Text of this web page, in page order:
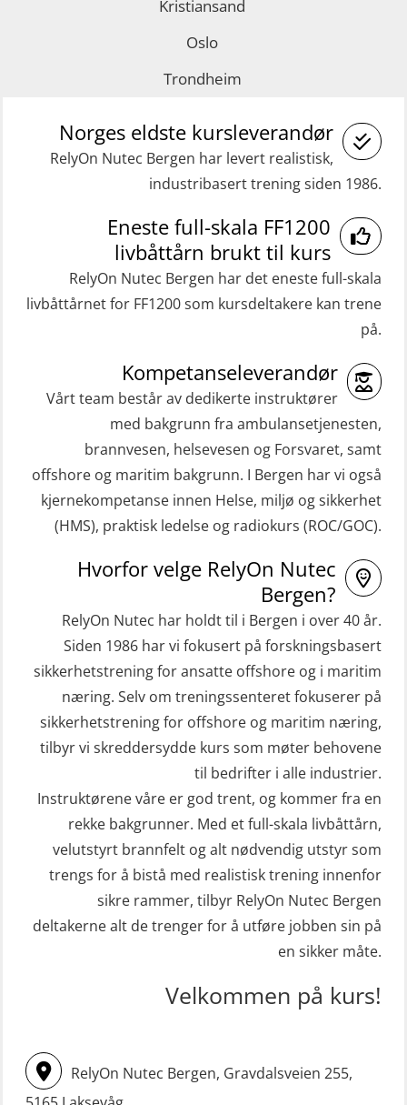
Kristiansand
Oslo
Trondheim
Norges eldste kursleverandør
RelyOn Nutec Bergen har levert realistisk,
industribasert trening siden 1986.
Eneste full-skala FF1200
livbåttårn brukt til kurs
RelyOn Nutec Bergen har det eneste full-skala
livbåttårnet for FF1200 som kursdeltakere kan trene
på.
Kompetanseleverandør
Vårt team består av dedikerte instruktører
med bakgrunn fra ambulansetjenesten,
brannvesen, helsevesen og Forsvaret, samt
offshore og maritim bakgrunn. I Bergen har vi også
kjernekompetanse innen Helse, miljø og sikkerhet
(HMS), praktisk ledelse og radiokurs (ROC/GOC).
Hvorfor velge RelyOn Nutec
Bergen?
RelyOn Nutec har holdt til i Bergen i over 40 år.
Siden 1986 har vi fokusert på forskningsbasert
sikkerhetstrening for ansatte offshore og i maritim
næring. Selv om treningssenteret fokuserer på
sikkerhetstrening for offshore og maritim næring,
tilbyr vi skreddersydde kurs som møter behovene
til bedrifter i alle industrier.
Instruktørene våre er god trent, og kommer fra en
rekke bakgrunner. Med et full-skala livbåttårn,
velutstyrt brannfelt og alt nødvendig utstyr som
trengs for å bistå med realistisk trening innenfor
sikre rammer, tilbyr RelyOn Nutec Bergen
deltakerne alt de trenger for å utføre jobben sin på
en sikker måte.
Velkommen på kurs!
RelyOn Nutec Bergen, Gravdalsveien 255,